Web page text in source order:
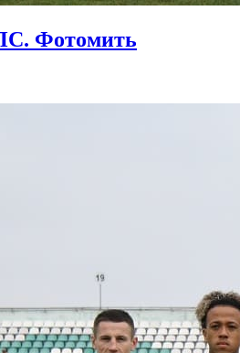
Фотомить